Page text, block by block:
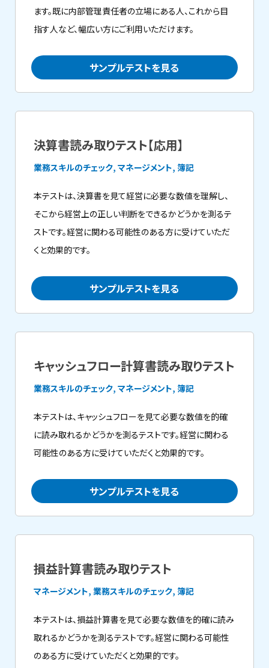
ます。既に内部管理責任者の立場にある人、これから目
指す人など、幅広い方にご利用いただけます。
サンプルテストを見る
決算書読み取りテスト【応用】
業務スキルのチェック, マネージメント, 簿記
本テストは、決算書を見て経営に必要な数値を理解し、
そこから経営上の正しい判断をできるかどうかを測るテ
ストです。経営に関わる可能性のある方に受けていただ
くと効果的です。
サンプルテストを見る
キャッシュフロー計算書読み取りテスト
業務スキルのチェック, マネージメント, 簿記
本テストは、キャッシュフローを見て必要な数値を的確
に読み取れるかどうかを測るテストです。経営に関わる
可能性のある方に受けていただくと効果的です。
サンプルテストを見る
損益計算書読み取りテスト
マネージメント, 業務スキルのチェック, 簿記
本テストは、損益計算書を見て必要な数値を的確に読み
取れるかどうかを測るテストです。経営に関わる可能性
のある方に受けていただくと効果的です。